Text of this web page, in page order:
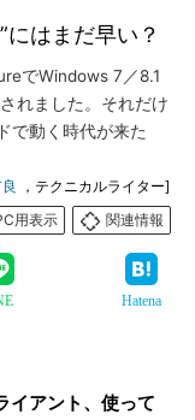
はまだ早い？
でWindows 7／8.1
れました。それだけ
で動く時代が来た
，テクニカルライター]
用表示
関連情報
Hatena
アント、使って